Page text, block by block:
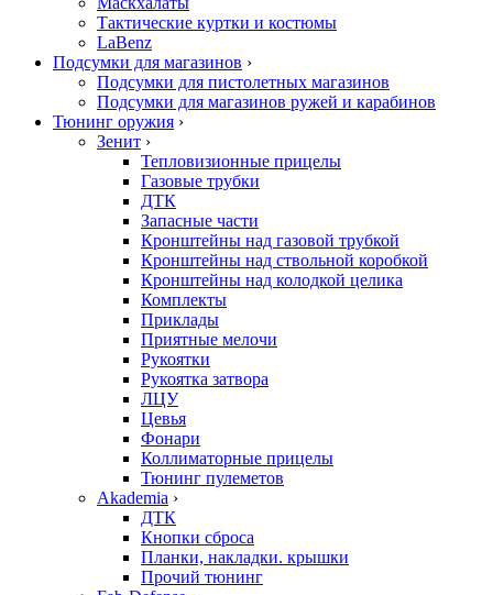
Тактические куртки и костюмы
LaBenz
Подсумки для магазинов ›
Подсумки для пистолетных магазинов
Подсумки для магазинов ружей и карабинов
Тюнинг оружия ›
Зенит ›
Тепловизионные прицелы
Газовые трубки
ДТК
Запасные части
Кронштейны над газовой трубкой
Кронштейны над ствольной коробкой
Кронштейны над колодкой целика
Комплекты
Приклады
Приятные мелочи
Рукоятки
Рукоятка затвора
ЛЦУ
Цевья
Фонари
Коллиматорные прицелы
Тюнинг пулеметов
Akademia ›
ДТК
Кнопки сброса
Планки, накладки. крышки
Прочий тюнинг